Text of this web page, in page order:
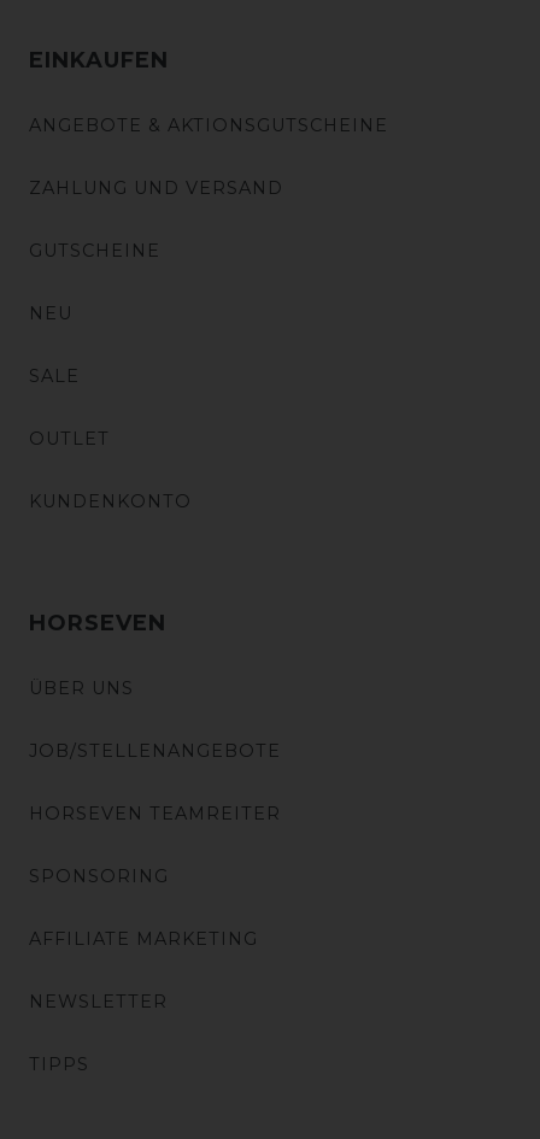
EINKAUFEN
ANGEBOTE & AKTIONSGUTSCHEINE
ZAHLUNG UND VERSAND
GUTSCHEINE
NEU
SALE
OUTLET
KUNDENKONTO
HORSEVEN
ÜBER UNS
JOB/STELLENANGEBOTE
HORSEVEN TEAMREITER
SPONSORING
AFFILIATE MARKETING
NEWSLETTER
TIPPS